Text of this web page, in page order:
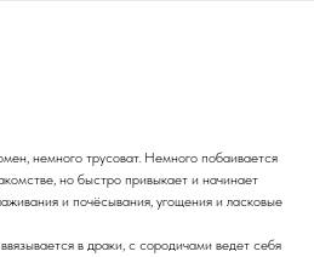
немного трусоват. Немного побаивается
но быстро привыкает и начинает
и почёсывания, угощения и ласковые
в драки, с сородичами ведет себя